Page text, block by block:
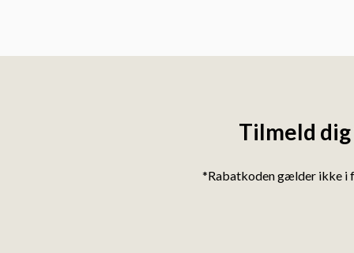
Tilmeld
*Rabatkoden gælder ikke i